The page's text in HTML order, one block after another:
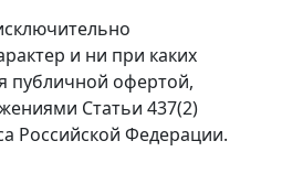
и ни при каких
публичной офертой,
Статьи 437(2)
Российской Федерации.